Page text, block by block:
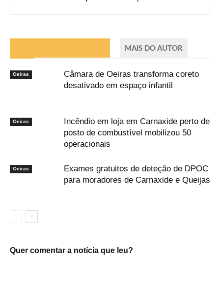
MAIS DO AUTOR
Oeiras
Câmara de Oeiras transforma coreto
desativado em espaço infantil
Oeiras
Incêndio em loja em Carnaxide perto de
posto de combustível mobilizou 50
operacionais
Oeiras
Exames gratuitos de deteção de DPOC
para moradores de Carnaxide e Queijas
Quer comentar a notícia que leu?